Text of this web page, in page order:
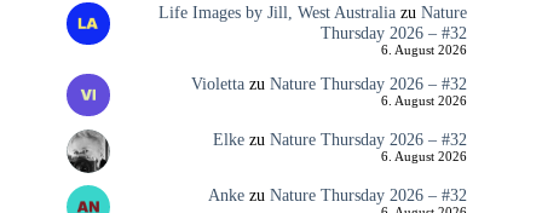
Life Images by Jill, West Australiazu Nature
Thursday 2026 – #32
6. August 2026
Violettazu Nature Thursday 2026 – #32
6. August 2026
Elkezu Nature Thursday 2026 – #32
6. August 2026
Ankezu Nature Thursday 2026 – #32